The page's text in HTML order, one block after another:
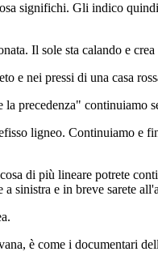
significhi. Gli indico
Il sole sta calando e
e nei pressi di una casa
precedenza" continuiamo
ligneo. Continuiamo e
di più lineare potrete
sinistra e in breve sarete
è come i documentari